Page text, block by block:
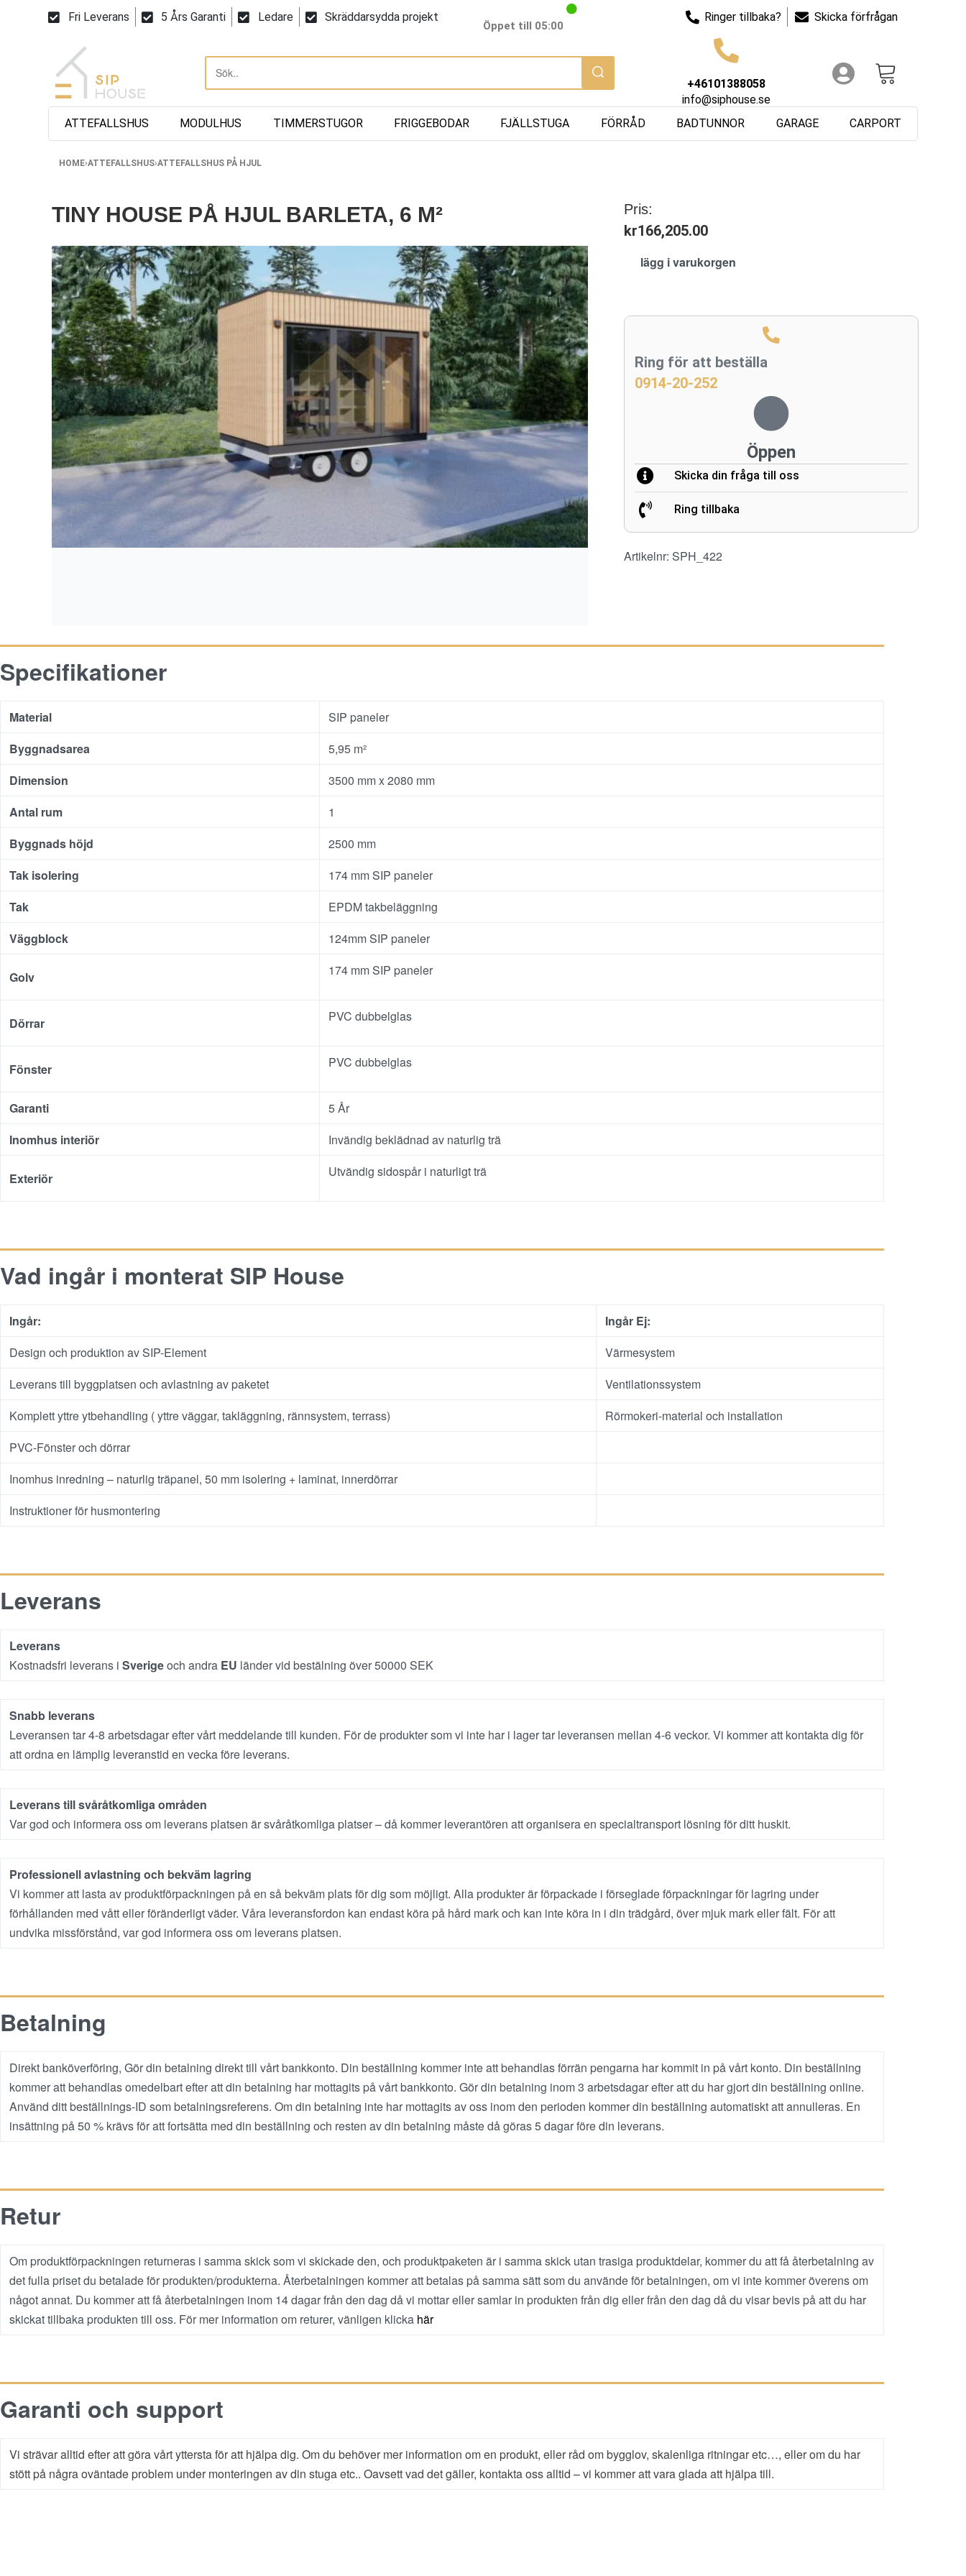
Fri Leverans 5 Års Garanti Ledare Skräddarsydda projekt
Öppet till 05:00
Ringer tillbaka? Skicka förfrågan
+46101388058
info@siphouse.se
ATTEFALLSHUS
MODULHUS TIMMERSTUGOR FRIGGEBODAR FJÄLLSTUGA FÖRRÅD BADTUNNOR GARAGE CARPORT
HOME›ATTEFALLSHUS›ATTEFALLSHUS PÅ HJUL
TINY HOUSE PÅ HJUL BARLETA, 6 M² Pris:
kr166,205.00
lägg i varukorgen
Ring för att beställa
0914-20-252
Öppen
Skicka din fråga till oss
Ring tillbaka
Artikelnr: SPH_422
Specifikationer
Material
SIP paneler
Byggnadsarea
5,95 m²
Dimension
3500 mm x 2080 mm
Antal rum
1
Byggnads höjd
2500 mm
Tak isolering
174 mm SIP paneler
Tak
EPDM takbeläggning
Väggblock
124mm SIP paneler
Golv 174 mm SIP paneler
Dörrar PVC dubbelglas
Fönster PVC dubbelglas
Garanti
5 År
Inomhus interiör
Invändig beklädnad av naturlig trä
Exteriör Utvändig sidospår i naturligt trä
Vad ingår i monterat SIP House
Ingår:
Ingår Ej:
Design och produktion av SIP-Element
Värmesystem
Leverans till byggplatsen och avlastning av paketet
Ventilationssystem
Komplett yttre ytbehandling ( yttre väggar, takläggning, rännsystem, terrass)
Rörmokeri-material och installation
PVC-Fönster och dörrar
Inomhus inredning – naturlig träpanel, 50 mm isolering + laminat, innerdörrar
Instruktioner för husmontering
Leverans
Leverans
Kostnadsfri leverans i Sverigeoch andra EU länder vid bestälning över 50000 SEK
Snabb leverans
Leveransen tar 4-8 arbetsdagar efter vårt meddelande till kunden. För de produkter som vi inte har i lager tar leveransen mellan 4-6 veckor. Vi kommer att kontakta dig för
att ordna en lämplig leveranstid en vecka före leverans.
Leverans till svåråtkomliga områden
Var god och informera oss om leverans platsen är svåråtkomliga platser – då kommer leverantören att organisera en specialtransport lösning för ditt huskit.
Professionell avlastning och bekväm lagring
Vi kommer att lasta av produktförpackningen på en så bekväm plats för dig som möjligt. Alla produkter är förpackade i förseglade förpackningar för lagring under
förhållanden med vått eller föränderligt väder. Våra leveransfordon kan endast köra på hård mark och kan inte köra in i din trädgård, över mjuk mark eller fält. För att
undvika missförstånd, var god informera oss om leverans platsen.
Betalning
Direkt banköverföring, Gör din betalning direkt till vårt bankkonto. Din beställning kommer inte att behandlas förrän pengarna har kommit in på vårt konto. Din beställning
kommer att behandlas omedelbart efter att din betalning har mottagits på vårt bankkonto. Gör din betalning inom 3 arbetsdagar efter att du har gjort din beställning online.
Använd ditt beställnings-ID som betalningsreferens. Om din betalning inte har mottagits av oss inom den perioden kommer din beställning automatiskt att annulleras. En
insättning på 50 % krävs för att fortsätta med din beställning och resten av din betalning måste då göras 5 dagar före din leverans.
Retur
Om produktförpackningen returneras i samma skick som vi skickade den, och produktpaketen är i samma skick utan trasiga produktdelar, kommer du att få återbetalning av
det fulla priset du betalade för produkten/produkterna. Återbetalningen kommer att betalas på samma sätt som du använde för betalningen, om vi inte kommer överens om
något annat. Du kommer att få återbetalningen inom 14 dagar från den dag då vi mottar eller samlar in produkten från dig eller från den dag då du visar bevis på att du har
skickat tillbaka produkten till oss. För mer information om returer, vänligen klicka här
Garanti och support
Vi strävar alltid efter att göra vårt yttersta för att hjälpa dig. Om du behöver mer information om en produkt, eller råd om bygglov, skalenliga ritningar etc…, eller om du har
stött på några oväntade problem under monteringen av din stuga etc.. Oavsett vad det gäller, kontakta oss alltid – vi kommer att vara glada att hjälpa till.